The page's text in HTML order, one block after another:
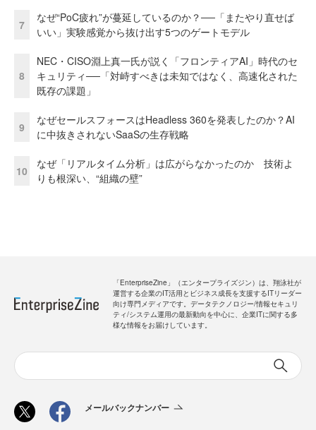
7
なぜ“PoC疲れ”が蔓延しているのか？──「またやり直せば
いい」実験感覚から抜け出す5つのゲートモデル
8
NEC・CISO淵上真一氏が説く「フロンティアAI」時代のセ
キュリティ──「対峙すべきは未知ではなく、高速化された
既存の課題」
9
なぜセールスフォースはHeadless 360を発表したのか？AI
に中抜きされないSaaSの生存戦略
10
なぜ「リアルタイム分析」は広がらなかったのか 技術よ
りも根深い、“組織の壁”
「EnterpriseZine」（エンタープライズジン）は、翔泳社が
運営する企業のIT活用とビジネス成長を支援するITリーダー
向け専門メディアです。データテクノロジー/情報セキュリ
ティ/システム運用の最新動向を中心に、企業ITに関する多
様な情報をお届けしています。
メールバックナンバー